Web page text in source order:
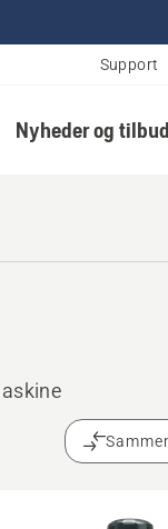
Support
Nyheder og tilbud